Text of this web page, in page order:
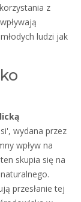
z
ludzi jak
wydana przez
wpływ na
skupia się na
przesłanie tej